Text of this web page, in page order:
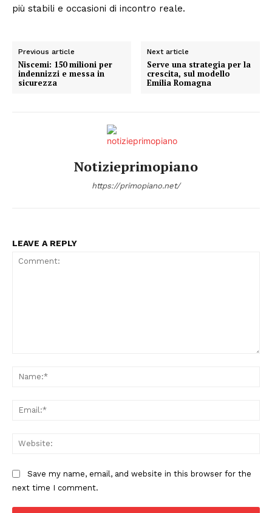
più stabili e occasioni di incontro reale.
Previous article
Niscemi: 150 milioni per
indennizzi e messa in
sicurezza
Next article
Serve una strategia per la
crescita, sul modello
Emilia Romagna
Notizieprimopiano
https://primopiano.net/
LEAVE A REPLY
Save my name, email, and website in this browser for the
next time I comment.